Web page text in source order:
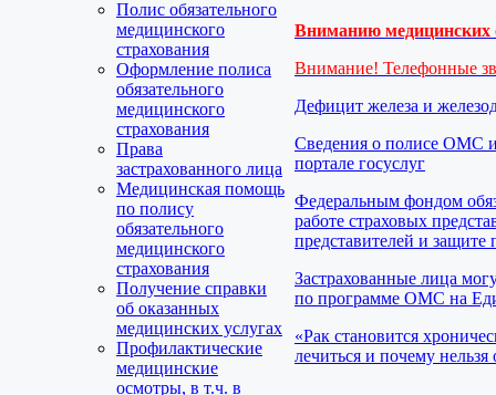
Полис обязательного
медицинского
страхования
Оформление полиса
обязательного
медицинского
страхования
Права
застрахованного лица
Медицинская помощь
по полису
обязательного
медицинского
страхования
Получение справки
об оказанных
медицинских услугах
Профилактические
медицинские
осмотры, в т.ч. в
Вниманию медицинских
Внимание! Телефонные
Дефицит железа и
Сведения о полисе ОМС
портале госуслуг
Федеральным фондом
работе страховых
представителей и защите
Застрахованные лица
по программе ОМС на
«Рак становится
лечиться и почему нельзя